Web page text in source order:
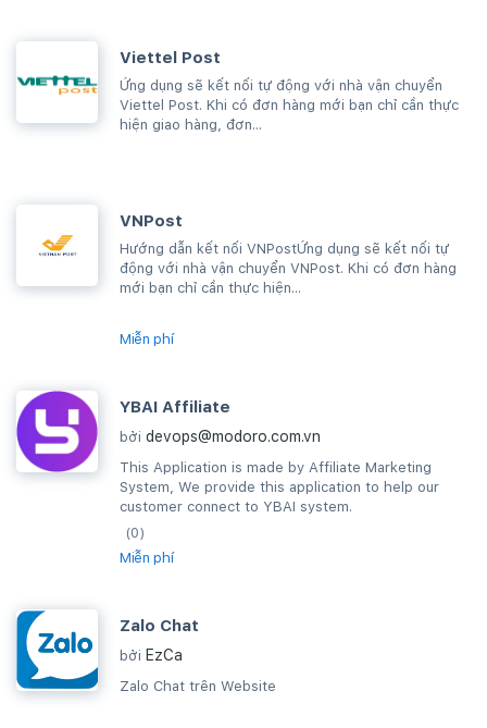
Viettel Post
Ứng dụng sẽ kết nối tự động với nhà vận chuyển
Viettel Post. Khi có đơn hàng mới bạn chỉ cần thực
hiện giao hàng, đơn...
VNPost
Hướng dẫn kết nối VNPostỨng dụng sẽ kết nối tự
động với nhà vận chuyển VNPost. Khi có đơn hàng
mới bạn chỉ cần thực hiện...
Miễn phí
YBAI Affiliate
bởi devops@modoro.com.vn
This Application is made by Affiliate Marketing
System, We provide this application to help our
customer connect to YBAI system.
(0)
Miễn phí
Zalo Chat
bởi EzCa
Zalo Chat trên Website